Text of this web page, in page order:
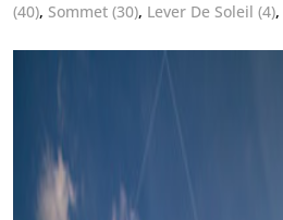
(40), Sommet (30), Lever De Soleil (4),